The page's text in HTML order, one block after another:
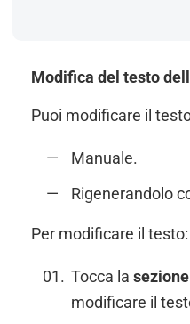
Modifica del testo
Puoi modificare il
Manuale.
Rigenerandolo
Per modificare il testo:
Tocca la sezione
modificare il